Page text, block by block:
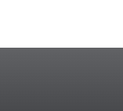
springen